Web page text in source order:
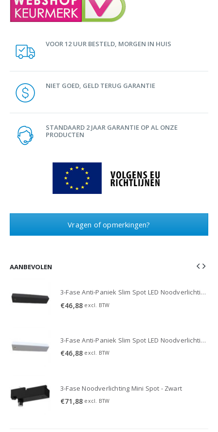
VOOR 12 UUR BESTELD, MORGEN IN HUIS
NIET GOED, GELD TERUG GARANTIE
STANDAARD 2 JAAR GARANTIE OP AL ONZE
PRODUCTEN
Vragen of opmerkingen?
AANBEVOLEN
3-Fase Anti-Paniek Slim Spot LED Noodverlichting 3W - Zwart
€46,88 excl. BTW
3-Fase Anti-Paniek Slim Spot LED Noodverlichting 3W - Wit
€46,88 excl. BTW
3-Fase Noodverlichting Mini Spot - Zwart
€71,88 excl. BTW